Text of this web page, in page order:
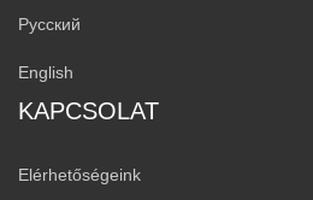
Русский
English
KAPCSOLAT
Elérhetőségeink